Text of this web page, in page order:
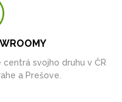
svojho druhu v ČR
a Prešove.